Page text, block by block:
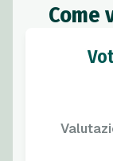
Come